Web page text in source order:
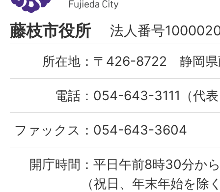
市
Fujieda
City
藤枝市役所 法人番号
所在地： 〒426-8722 静岡県
電話： 054-643-3111（代
ファックス： 054-643-3604
開庁時間： 平日午前8時30分か
（祝日、年末年始を除